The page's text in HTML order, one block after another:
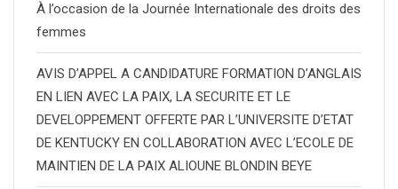
À l’occasion de la Journée Internationale des droits des
femmes
AVIS D’APPEL A CANDIDATURE FORMATION D’ANGLAIS
EN LIEN AVEC LA PAIX, LA SECURITE ET LE
DEVELOPPEMENT OFFERTE PAR L’UNIVERSITE D’ETAT
DE KENTUCKY EN COLLABORATION AVEC L’ECOLE DE
MAINTIEN DE LA PAIX ALIOUNE BLONDIN BEYE